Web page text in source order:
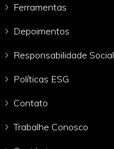
Ferramentas
Depoimentos
Responsabilidade Social
Políticas ESG
Contato
Trabalhe Conosco